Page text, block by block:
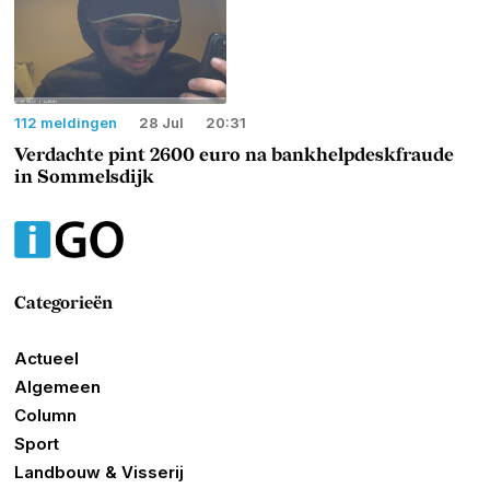
112 meldingen 28 Jul 20:31
Verdachte pint 2600 euro na bankhelpdeskfraude
in Sommelsdijk
Categorieën
Actueel
Algemeen
Column
Sport
Landbouw & Visserij